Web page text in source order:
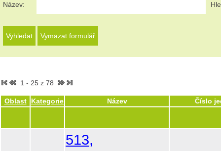
Název:
1 - 25 z 78
Oblast Kategorie Název Číslo
513,